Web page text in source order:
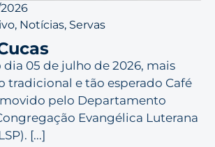
, Notícias, Servas
05 de julho de 2026, mais
tradicional e tão esperado Café
pelo Departamento
Evangélica Luterana
[...]